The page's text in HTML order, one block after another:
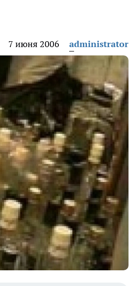
7 июня 2006 administrator